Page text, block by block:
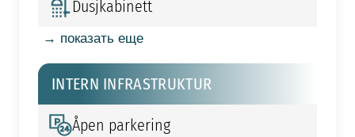
Dusjkabinett
→ показать еще
INTERN INFRASTRUKTUR
Åpen parkering